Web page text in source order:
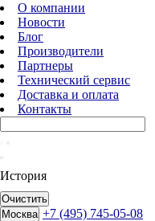
О компании
Новости
Блог
Производители
Партнеры
Технический сервис
Доставка и оплата
Контакты
История
Очистить
Москва +7 (495) 745-05-08